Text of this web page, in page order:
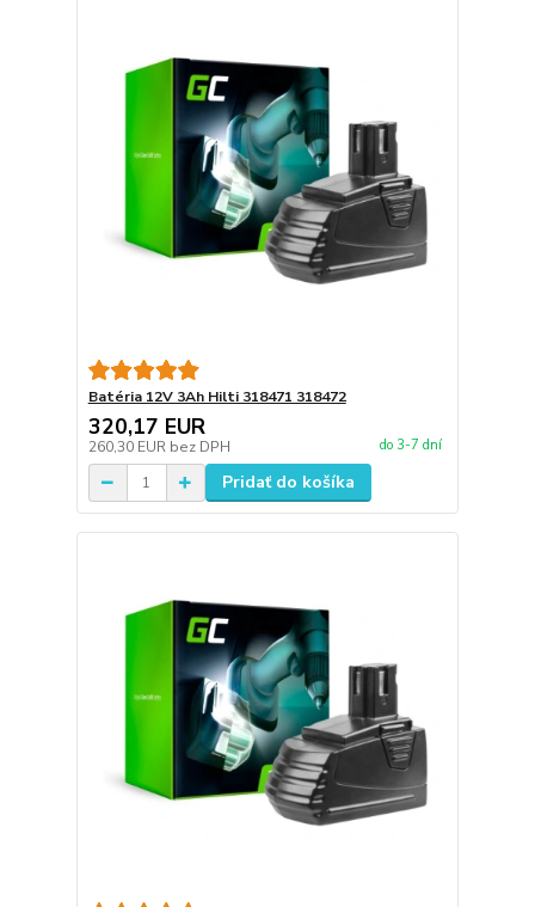
Batéria 12V 3Ah Hilti 318471 318472
320,17 EUR
260,30 EUR bez DPH do 3-7 dní
Pridať do košíka